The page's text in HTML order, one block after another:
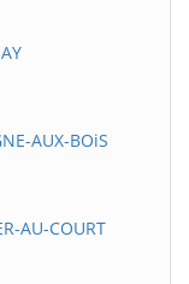
AUX-BOiS
AU-COURT